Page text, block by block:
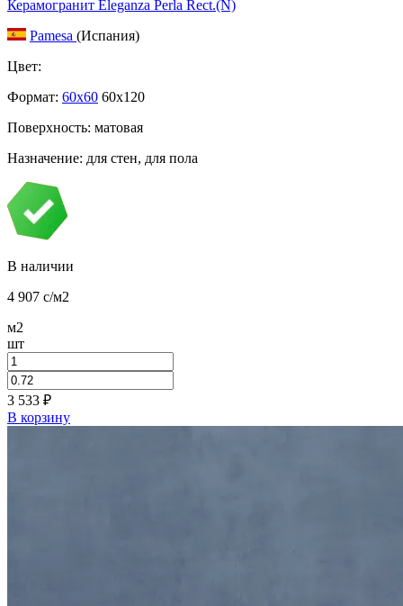
Керамогранит Eleganza Perla Rect.(N)
Pamesa (Испания)
Цвет:
Формат: 60x60 60x120
Поверхность: матовая
Назначение: для стен, для пола
В наличии
4 907 c/м2
м2
шт
3 533 ₽
В корзину